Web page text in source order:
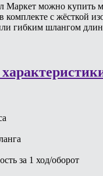
Маркет можно купить
комплекте с жёсткой
гибким шлангом
за 1 ход/оборот